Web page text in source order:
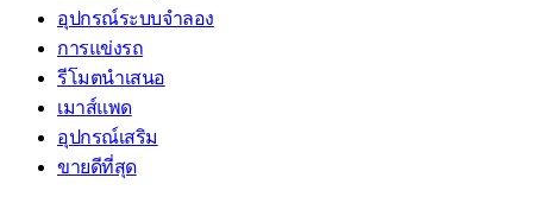
อุปกรณ์ระบบจำลอง
การแข่งรถ
รีโมตนำเสนอ
เมาส์แพด
อุปกรณ์เสริม
ขายดีที่สุด